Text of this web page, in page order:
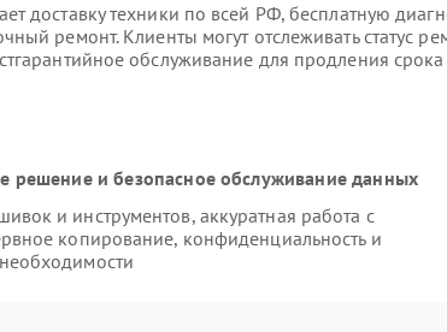
доставку техники по всей РФ, бесплатную
ремонт. Клиенты могут отслеживать статус
обслуживание для продления
решение и безопасное обслуживание данных
и инструментов, аккуратная работа с
копирование, конфиденциальность и